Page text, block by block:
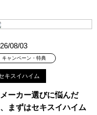
#モデルハウス
#モデルモニター募集
#ヤマダホームズ
#ライフニットデザイン
#ランディ
#リアルサイズモデル
08/03
キャンペーン・特典
キスイハイム
ーカー選びに悩んだ
まずはセキスイハイム